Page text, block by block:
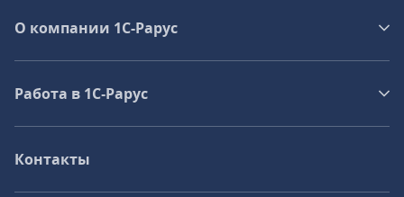
О компании 1C-Рарус
Работа в 1С‑Рарус
Контакты